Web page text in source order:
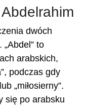
dwóch
„Abdel” to
arabskich,
podczas gdy
„miłosierny”.
się po arabsku